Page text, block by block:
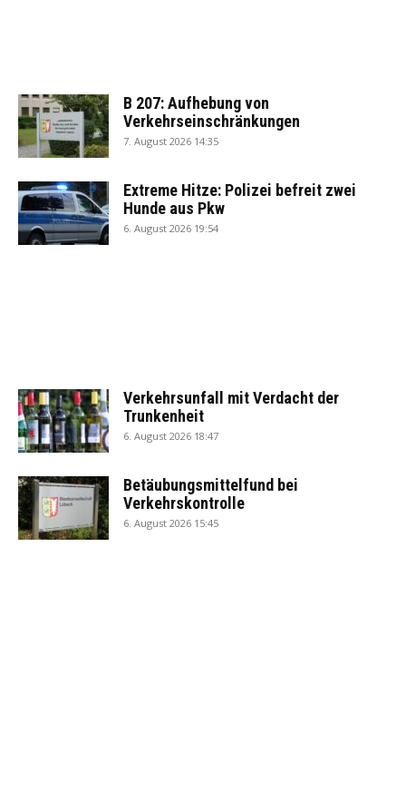
B 207: Aufhebung von
Verkehrseinschränkungen
7. August 2026 14:35
Extreme Hitze: Polizei befreit zwei
Hunde aus Pkw
6. August 2026 19:54
Verkehrsunfall mit Verdacht der
Trunkenheit
6. August 2026 18:47
Betäubungsmittelfund bei
Verkehrskontrolle
6. August 2026 15:45